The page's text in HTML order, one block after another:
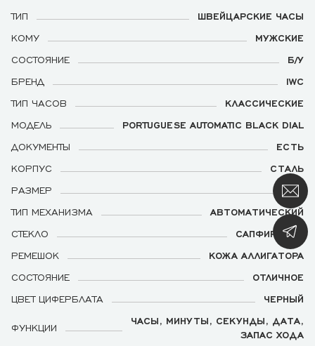
ТИП
ШВЕЙЦАРСКИЕ ЧАСЫ
КОМУ
МУЖСКИЕ
СОСТОЯНИЕ
Б/У
БРЕНД
IWC
ТИП ЧАСОВ
КЛАССИЧЕСКИЕ
МОДЕЛЬ
PORTUGUESE AUTOMATIC BLACK DIAL
ДОКУМЕНТЫ
ЕСТЬ
КОРПУС
СТАЛЬ
РАЗМЕР
42
ТИП МЕХАНИЗМА
АВТОМАТИЧЕСКИЙ
СТЕКЛО
САПФИРОВОЕ
РЕМЕШОК
КОЖА АЛЛИГАТОРА
СОСТОЯНИЕ
ОТЛИЧНОЕ
ЦВЕТ ЦИФЕРБЛАТА
ЧЕРНЫЙ
ФУНКЦИИ
ЧАСЫ, МИНУТЫ, СЕКУНДЫ, ДАТА,
ЗАПАС ХОДА